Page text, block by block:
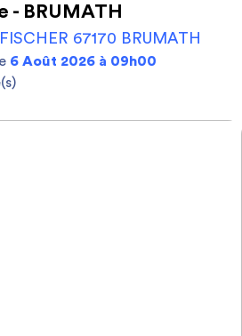
- BRUMATH
67170 BRUMATH
6 Août 2026 à 09h00